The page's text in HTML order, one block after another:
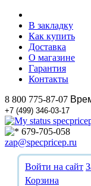
В закладку
Как купить
Доставка
О магазине
Гарантия
Контакты
8 800 775-87-07
+7 (499) 346-03-17
679-705-058
zap@specpricep.ru
Войти на сайт
Корзина